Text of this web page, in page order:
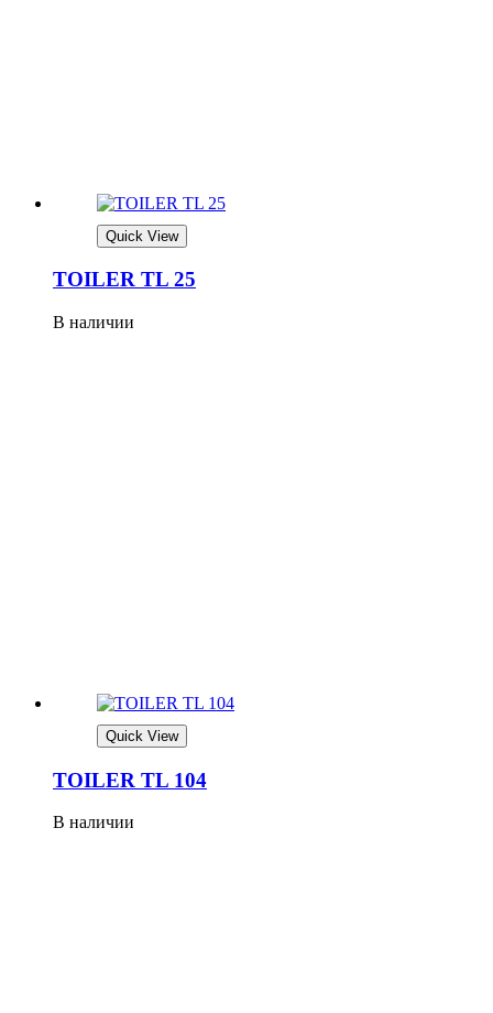
Quick View
TOILER TL 25
В наличии
Quick View
TOILER TL 104
В наличии